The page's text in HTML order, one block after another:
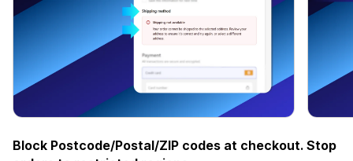
Block Postcode/Postal/ZIP codes at checkout. Stop